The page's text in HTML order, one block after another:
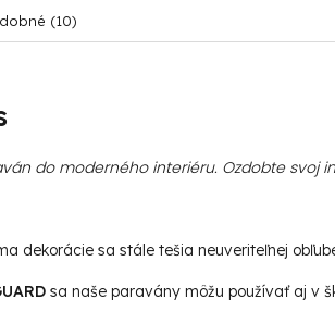
(10)
do moderného interiéru. Ozdobte svoj
dekorácie sa stále tešia neuveriteľnej
sa naše paravány môžu používať aj v